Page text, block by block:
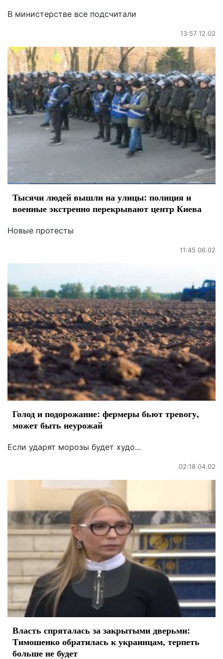
В министерстве все подсчитали
13:57 12.02
Тысячи людей вышли на улицы: полиция и
военные экстренно перекрывают центр Киева
Новые протесты
11:45 06.02
Голод и подорожание: фермеры бьют тревогу,
может быть неурожай
Если ударят морозы будет худо...
02:18 04.02
Власть спряталась за закрытыми дверьми:
Тимошенко обратилась к украинцам, терпеть
больше не будет